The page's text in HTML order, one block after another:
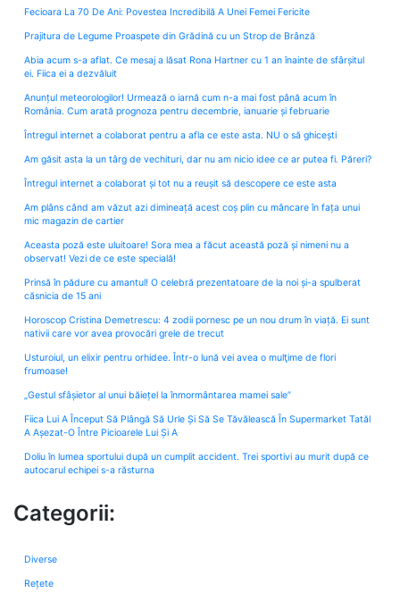
Fecioara La 70 De Ani: Povestea Incredibilă A Unei Femei Fericite
Prajitura de Legume Proaspete din Grădină cu un Strop de Brânză
Abia acum s-a aflat. Ce mesaj a lăsat Rona Hartner cu 1 an înainte de sfârșitul
ei. Fiica ei a dezvăluit
Anunțul meteorologilor! Urmează o iarnă cum n-a mai fost până acum în
România. Cum arată prognoza pentru decembrie, ianuarie și februarie
Întregul internet a colaborat pentru a afla ce este asta. NU o să ghicești
Am găsit asta la un târg de vechituri, dar nu am nicio idee ce ar putea fi. Păreri?
Întregul internet a colaborat și tot nu a reușit să descopere ce este asta
Am plâns când am văzut azi dimineață acest coș plin cu mâncare în fața unui
mic magazin de cartier
Aceasta poză este uluitoare! Sora mea a făcut această poză și nimeni nu a
observat! Vezi de ce este specială!
Prinsă în pădure cu amantul! O celebră prezentatoare de la noi și-a spulberat
căsnicia de 15 ani
Horoscop Cristina Demetrescu: 4 zodii pornesc pe un nou drum în viață. Ei sunt
nativii care vor avea provocări grele de trecut
Usturoiul, un elixir pentru orhidee. Într-o lună vei avea o mulţime de flori
frumoase!
„Gestul sfâșietor al unui băiețel la înmormântarea mamei sale”
Fiica Lui A Început Să Plângă Să Urle Și Să Se Tăvălească În Supermarket Tatăl
A Așezat-O Între Picioarele Lui Și A
Doliu în lumea sportului după un cumplit accident. Trei sportivi au murit după ce
autocarul echipei s-a răsturna
Categorii:
Diverse
Rețete